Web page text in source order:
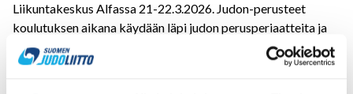
Liikuntakeskus Alfassa 21-22.3.2026. Judon-perusteet
koulutuksen aikana käydään läpi judon perusperiaatteita ja
niiden soveltamista judoharjoitteluun. Kurssi painottuu
tatamilla käytäviin harjoituksiin, mutta kurssilaisille